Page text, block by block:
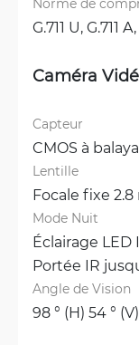
G.711 U, G.711 A,
Caméra
Capteur
CMOS à
Lentille
Focale fixe
Mode Nuit
Éclairage
Portée IR
Angle de Vision
98 ° (H) 54 ° (V)